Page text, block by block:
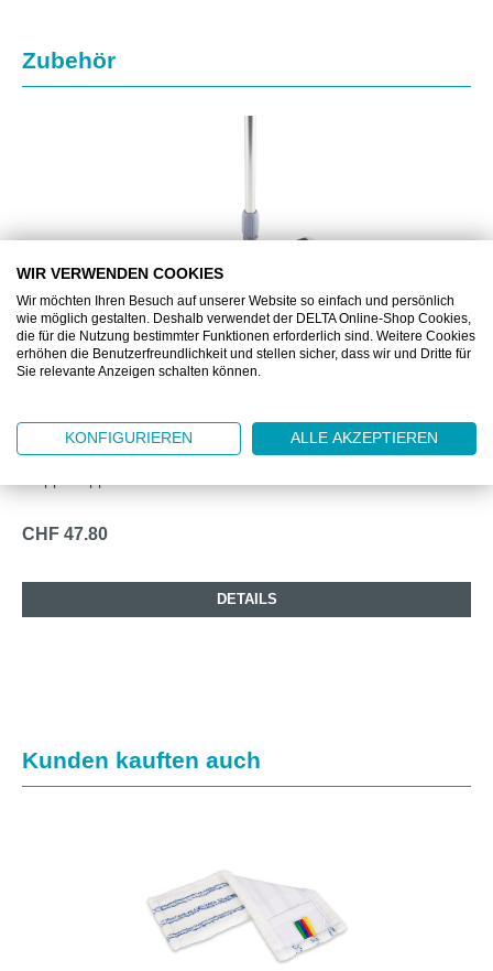
Produktgalerie überspringen
Zubehör
VIL1435COMBISPEED
CHF 47.80
DETAILS
Produktgalerie überspringen
Kunden kauften auch
WIR VERWENDEN COOKIES
Wir möchten Ihren Besuch auf unserer Website so einfach und persönlich
wie möglich gestalten. Deshalb verwendet der DELTA Online-Shop Cookies,
die für die Nutzung bestimmter Funktionen erforderlich sind. Weitere Cookies
erhöhen die Benutzerfreundlichkeit und stellen sicher, dass wir und Dritte für
Sie relevante Anzeigen schalten können.
KONFIGURIEREN ALLE AKZEPTIEREN